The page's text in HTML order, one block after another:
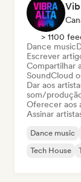
> 1100
Dance music
Escrever
Compartilhar
SoundCloud
Dar aos
som/
Oferecer aos
Assinar
Dance music
Tech House